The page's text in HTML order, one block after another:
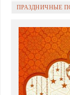
ПРАЗДНИЧНЫЕ